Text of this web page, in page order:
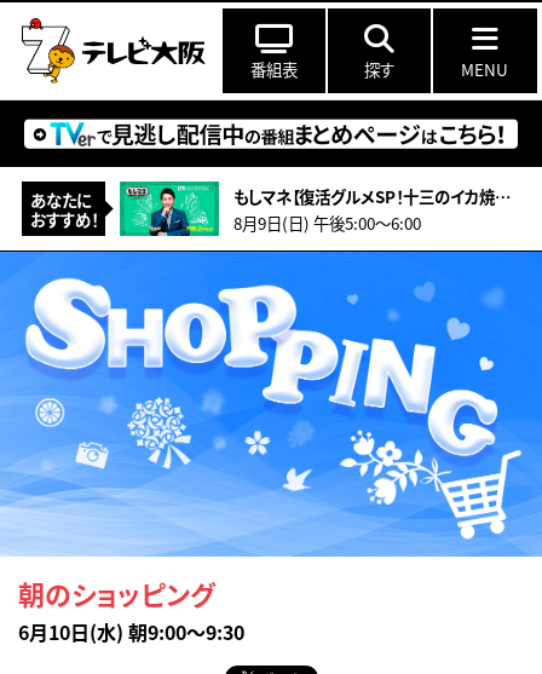
番組表 探す MENU
あなたに
おすすめ！
もしマネ【復活グルメSP！十三のイカ焼き店＆亡きマスターの味「伝説のカレー」物語
8月9日(日) 午後5:00〜6:00
朝のショッピング
6月10日(水) 朝9:00～9:30